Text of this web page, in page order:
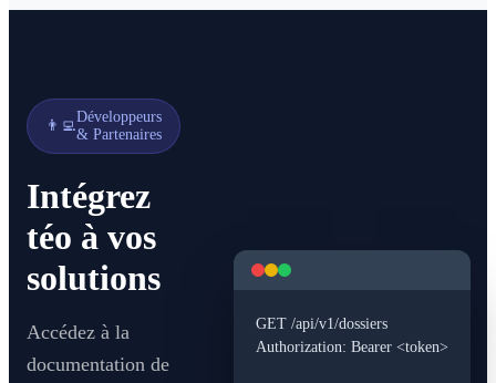
👨‍💻
Développeurs
& Partenaires
Intégrez
téo à vos
solutions
Accédez à la
documentation de
GET /api/v1/dossiers
Authorization: Bearer <token>